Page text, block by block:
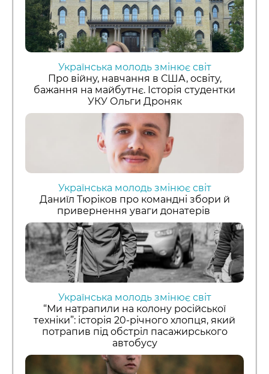
Українська молодь змінює світ
Про війну, навчання в США, освіту,
бажання на майбутнє. Історія студентки
УКУ Ольги Дроняк
Українська молодь змінює світ
Даниїл Тюріков про командні збори й
привернення уваги донатерів
Українська молодь змінює світ
“Ми натрапили на колону російської
техніки”: історія 20-річного хлопця, який
потрапив під обстріл пасажирського
автобусу